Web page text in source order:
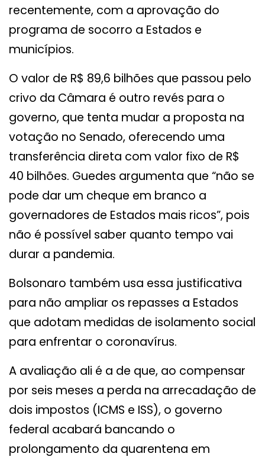
recentemente, com a aprovação do
programa de socorro a Estados e
municípios.
O valor de R$ 89,6 bilhões que passou pelo
crivo da Câmara é outro revés para o
governo, que tenta mudar a proposta na
votação no Senado, oferecendo uma
transferência direta com valor fixo de R$
40 bilhões. Guedes argumenta que “não se
pode dar um cheque em branco a
governadores de Estados mais ricos”, pois
não é possível saber quanto tempo vai
durar a pandemia.
Bolsonaro também usa essa justificativa
para não ampliar os repasses a Estados
que adotam medidas de isolamento social
para enfrentar o coronavírus.
A avaliação ali é a de que, ao compensar
por seis meses a perda na arrecadação de
dois impostos (ICMS e ISS), o governo
federal acabará bancando o
prolongamento da quarentena em